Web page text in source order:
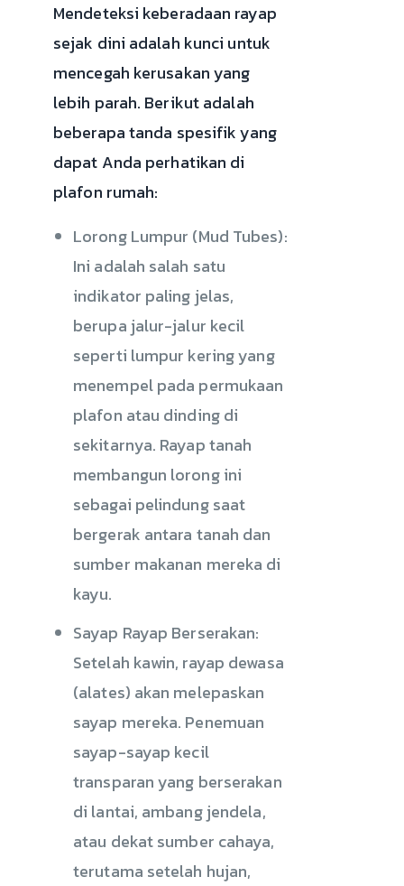
Mendeteksi keberadaan rayap
sejak dini adalah kunci untuk
mencegah kerusakan yang
lebih parah. Berikut adalah
beberapa tanda spesifik yang
dapat Anda perhatikan di
plafon rumah:
Lorong Lumpur (Mud Tubes):
Ini adalah salah satu
indikator paling jelas,
berupa jalur-jalur kecil
seperti lumpur kering yang
menempel pada permukaan
plafon atau dinding di
sekitarnya. Rayap tanah
membangun lorong ini
sebagai pelindung saat
bergerak antara tanah dan
sumber makanan mereka di
kayu.
Sayap Rayap Berserakan:
Setelah kawin, rayap dewasa
(alates) akan melepaskan
sayap mereka. Penemuan
sayap-sayap kecil
transparan yang berserakan
di lantai, ambang jendela,
atau dekat sumber cahaya,
terutama setelah hujan,